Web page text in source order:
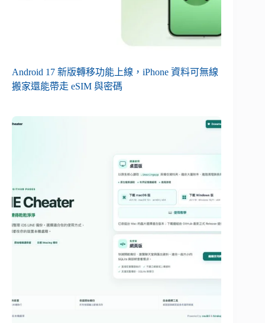
Android 17 新版轉移功能上線，iPhone 資料可無線
搬家還能帶走 eSIM 與密碼